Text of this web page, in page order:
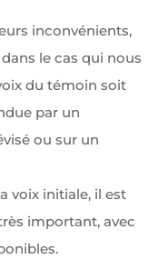
inconvénients,
le cas qui nous
du témoin soit
par un
ou sur un
voix initiale, il est
important, avec